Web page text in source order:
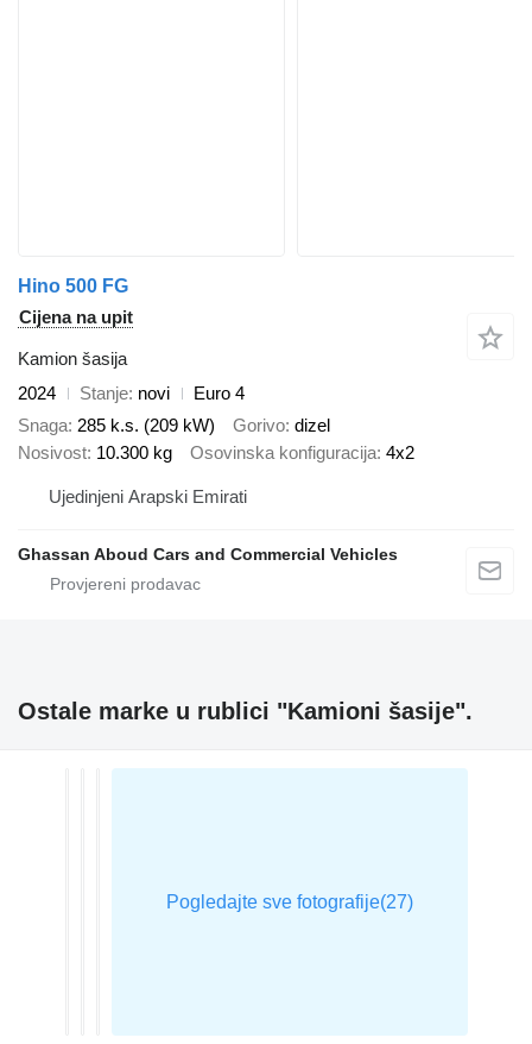
Hino 500 FG
Cijena na upit
Kamion šasija
2024
Stanje novi
Euro 4
Snaga 285 k.s. (209 kW) Gorivo dizel
Nosivost 10.300 kg Osovinska konfiguracija 4x2
Ujedinjeni Arapski Emirati
Ghassan Aboud Cars and Commercial Vehicles
Ostale marke u rublici "Kamioni šasije".